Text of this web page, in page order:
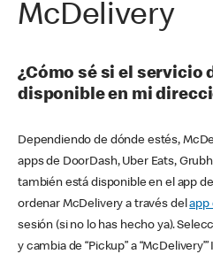
McDelivery
¿Cómo sé si el servicio
disponible en mi
Dependiendo de dónde estés,
apps de DoorDash, Uber Eats,
también está disponible en el app de
ordenar McDelivery a través delapp
sesión (si no lo has hecho ya).
y cambia de “Pickup” a